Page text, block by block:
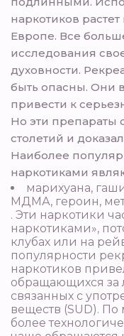
наркотиков
Европе. Все
исследования
духовности.
быть опасны. Они
привести к
Но эти препараты
столетий и
Наиболее
наркотиками
марихуана,
МДМА, героин,
. Эти наркотики
наркотиками»,
клубах или на
популярности
наркотиков
обращающихся за
связанных с
веществ (SUD). По
более